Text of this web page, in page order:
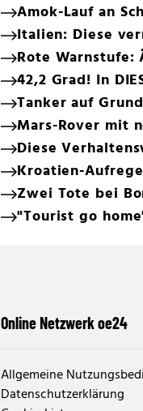
Amok-Lauf an
Italien: Diese
Rote Warnstufe:
42,2 Grad! In
Tanker auf
Mars-Rover mit
Diese
Kroatien-
Zwei Tote bei
"Tourist go
Online Netzwerk oe24
Allgemeine
Datenschutzerklärung